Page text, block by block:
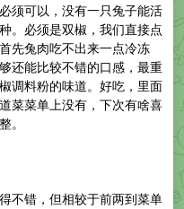
须可以，没有一只兔子能活
。必须是双椒，我们直接点
先兔肉吃不出来一点冷冻
还能比较不错的口感，最重
调料粉的味道。好吃，里面
菜菜单上没有，下次有啥喜
。
不错，但相较于前两到菜单